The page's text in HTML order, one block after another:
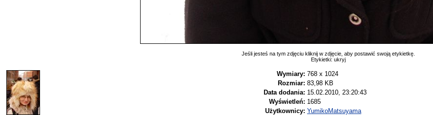
Jeśli jesteś na tym zdjęciu kliknij w zdjęcie, aby postawić swoją etykietkę.
Etykietki: ukryj
Wymiary: 768 x 1024
Rozmiar: 83,98 KB
Data dodania: 15.02.2010, 23:20:43
Wyświetleń: 1685
Użytkownicy: YumikoMatsuyama